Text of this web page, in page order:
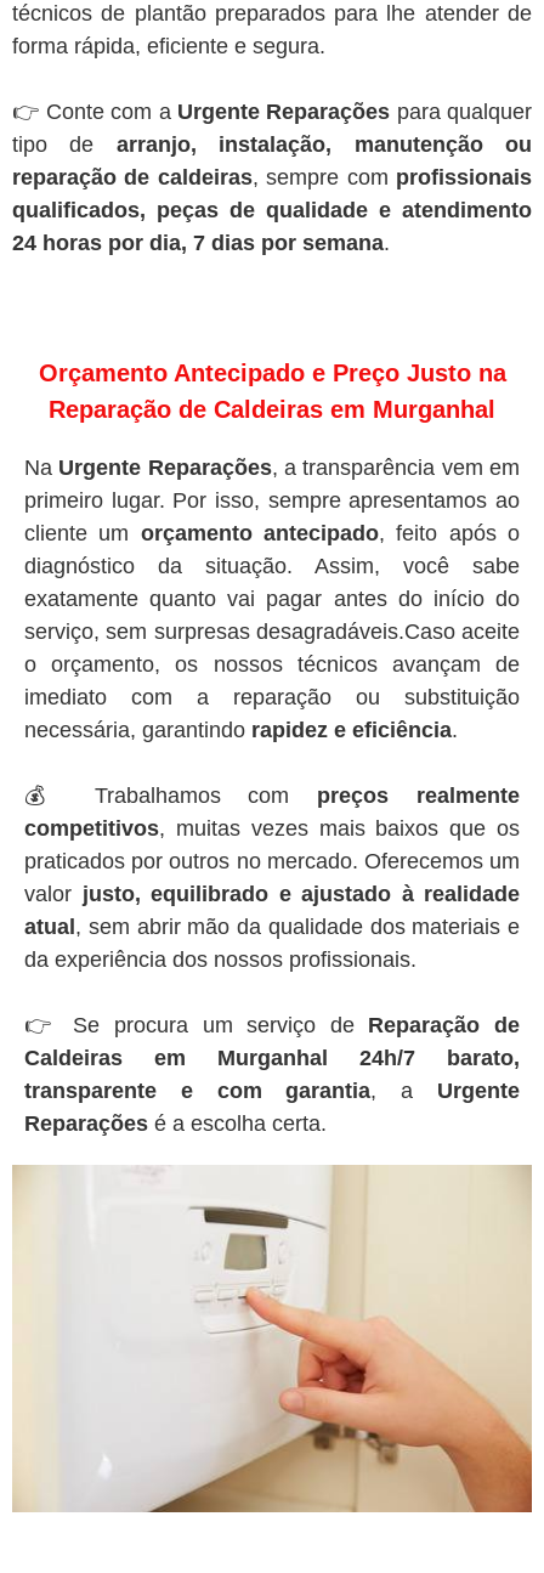
técnicos de plantão preparados para lhe atender de
forma rápida, eficiente e segura.
👉 Conte com a Urgente Reparações para qualquer
tipo de arranjo, instalação, manutenção ou
reparação de caldeiras, sempre com profissionais
qualificados, peças de qualidade e atendimento
24 horas por dia, 7 dias por semana.
Orçamento Antecipado e Preço Justo na
Reparação de Caldeiras em Murganhal
Na Urgente Reparações, a transparência vem em
primeiro lugar. Por isso, sempre apresentamos ao
cliente um orçamento antecipado, feito após o
diagnóstico da situação. Assim, você sabe
exatamente quanto vai pagar antes do início do
serviço, sem surpresas desagradáveis.Caso aceite
o orçamento, os nossos técnicos avançam de
imediato com a reparação ou substituição
necessária, garantindo rapidez e eficiência.
💰 Trabalhamos com preços realmente
competitivos, muitas vezes mais baixos que os
praticados por outros no mercado. Oferecemos um
valor justo, equilibrado e ajustado à realidade
atual , sem abrir mão da qualidade dos materiais e
da experiência dos nossos profissionais.
👉 Se procura um serviço de Reparação de
Caldeiras em Murganhal 24h/7 barato,
transparente e com garantia, a Urgente
Reparações é a escolha certa.